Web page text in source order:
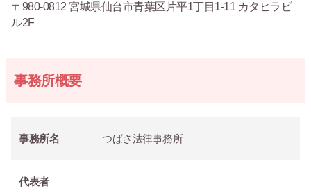
〒980-0812 宮城県仙台市青葉区片平1丁目1-11 カタヒラビ
ル2F
事務所概要
事務所名 つばさ法律事務所
代表者